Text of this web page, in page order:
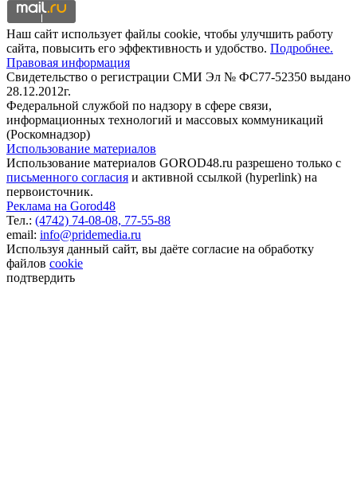
Наш сайт использует файлы cookie, чтобы улучшить работу
сайта, повысить его эффективность и удобство. Подробнее.
Правовая информация
Свидетельство о регистрации СМИ Эл № ФС77-52350 выдано
28.12.2012г.
Федеральной службой по надзору в сфере связи,
информационных технологий и массовых коммуникаций
(Роскомнадзор)
Использование материалов
Использование материалов GOROD48.ru разрешено только с
письменного согласия и активной ссылкой (hyperlink) на
первоисточник.
Реклама на Gorod48
Тел.: (4742) 74-08-08, 77-55-88
email: info@pridemedia.ru
Используя данный сайт, вы даёте согласие на обработку
файлов cookie
подтвердить